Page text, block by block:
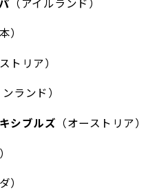
）
トリア）
ンランド）
シブルズ （オーストリア）
）